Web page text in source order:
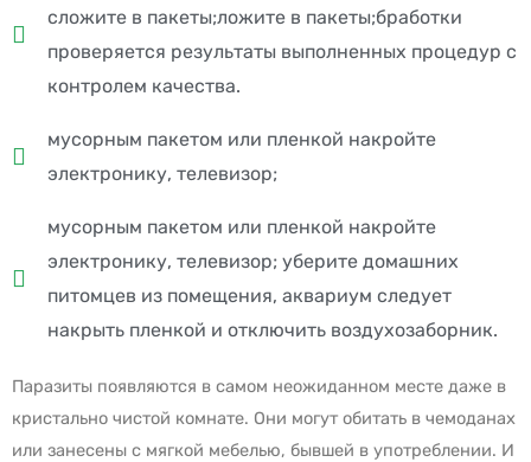
сложите в пакеты;ложите в пакеты;бработки
проверяется результаты выполненных процедур с
контролем качества.
мусорным пакетом или пленкой накройте
электронику, телевизор;
мусорным пакетом или пленкой накройте
электронику, телевизор; уберите домашних
питомцев из помещения, аквариум следует
накрыть пленкой и отключить воздухозаборник.
Паразиты появляются в самом неожиданном месте даже в
кристально чистой комнате. Они могут обитать в чемоданах
или занесены с мягкой мебелью, бывшей в употреблении. И